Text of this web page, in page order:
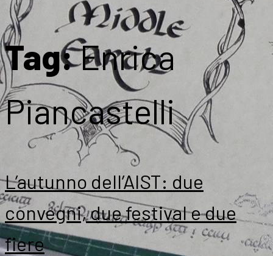
Tag:Enrica
Piancastelli
L’autunno dell’AIST: due
convegni, due festival e due
fiere